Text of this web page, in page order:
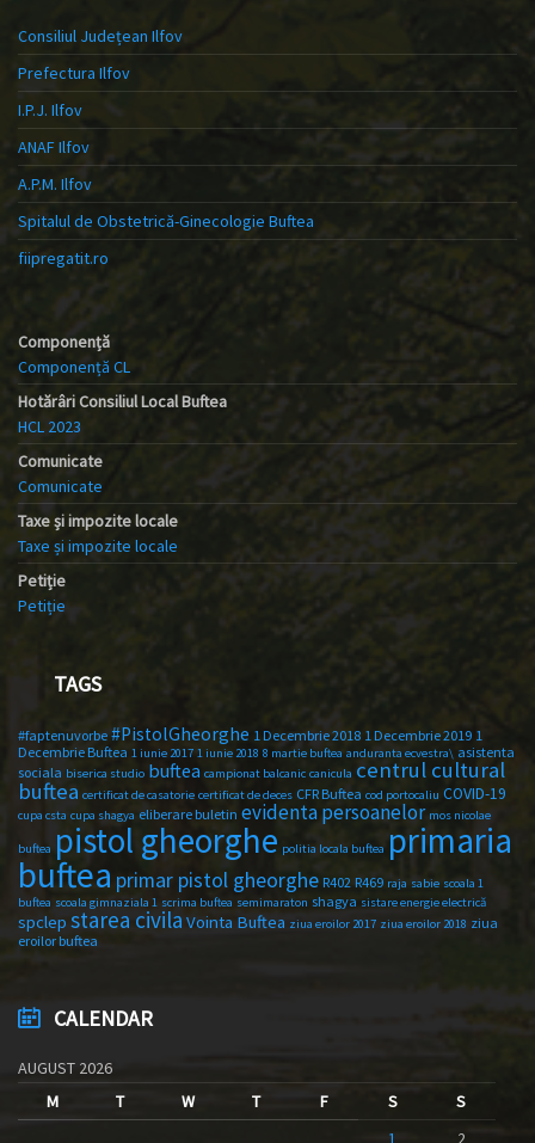
Consiliul Județean Ilfov
Prefectura Ilfov
I.P.J. Ilfov
ANAF Ilfov
A.P.M. Ilfov
Spitalul de Obstetrică-Ginecologie Buftea
fiipregatit.ro
Componență
Componență CL
Hotărâri Consiliul Local Buftea
HCL 2023
Comunicate
Comunicate
Taxe și impozite locale
Taxe și impozite locale
Petiție
Petiție
TAGS
#faptenuvorbe #PistolGheorghe 1 Decembrie 2018 1 Decembrie 2019 1
Decembrie Buftea 1 iunie 2017 1 iunie 2018 8 martie buftea anduranta ecvestra\ asistenta
sociala biserica studio buftea campionat balcanic canicula centrul cultural
buftea certificat de casatorie certificat de deces CFR Buftea cod portocaliu COVID-19
cupa csta cupa shagya eliberare buletin evidenta persoanelor mos nicolae
buftea pistol gheorghe politia locala buftea primaria
buftea primar pistol gheorghe R402 R469 raja sabie scoala 1
buftea scoala gimnaziala 1 scrima buftea semimaraton shagya sistare energie electrică
spclep starea civila Vointa Buftea ziua eroilor 2017 ziua eroilor 2018 ziua
eroilor buftea
CALENDAR
AUGUST 2026
M
T W T F S
S
1
2